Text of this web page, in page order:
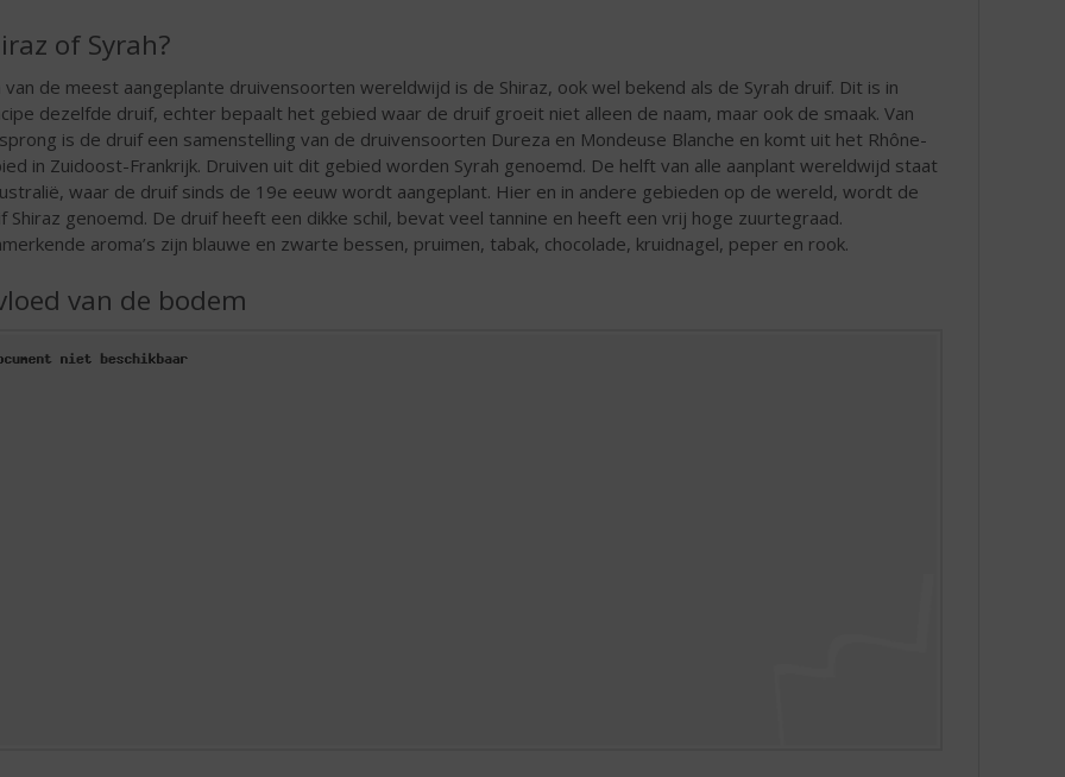
of Syrah?
van de meest aangeplante druivensoorten wereldwijd is de Shiraz, ook wel bekend als de Syrah druif. Dit is in
dezelfde druif, echter bepaalt het gebied waar de druif groeit niet alleen de naam, maar ook de smaak. Van
is de druif een samenstelling van de druivensoorten Dureza en Mondeuse Blanche en komt uit het Rhône-
in Zuidoost-Frankrijk. Druiven uit dit gebied worden Syrah genoemd. De helft van alle aanplant wereldwijd staat
waar de druif sinds de 19e eeuw wordt aangeplant. Hier en in andere gebieden op de wereld, wordt de
Shiraz genoemd. De druif heeft een dikke schil, bevat veel tannine en heeft een vrij hoge zuurtegraad.
aroma’s zijn blauwe en zwarte bessen, pruimen, tabak, chocolade, kruidnagel, peper en rook.
van de bodem